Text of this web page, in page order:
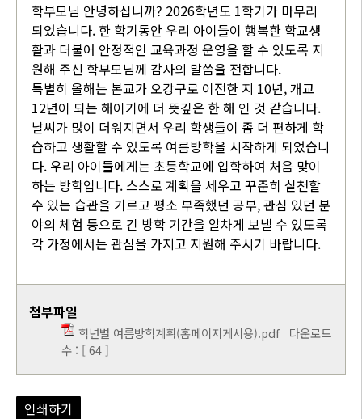
학부모님 안녕하십니까? 2026학년도 1학기가 마무리
되었습니다. 한 학기동안 우리 아이들이 행복한 학교생
활과 더불어 안정적인 교육과정 운영을 할 수 있도록 지
원해 주신 학부모님께 감사의 말씀을 전합니다.
특별히 올해는 본교가 오강구로 이전한 지 10년, 개교
12년이 되는 해이기에 더 뜻깊은 한 해 인 것 같습니다.
날씨가 많이 더워지면서 우리 학생들이 좀 더 편하게 학
습하고 생활할 수 있도록 여름방학을 시작하게 되었습니
다. 우리 아이들에게는 초등학교에 입학하여 처음 맞이
하는 방학입니다. 스스로 계획을 세우고 꾸준히 실천할
수 있는 습관을 기르고 평소 부족했던 공부, 관심 있던 분
야의 체험 등으로 긴 방학 기간을 알차게 보낼 수 있도록
각 가정에서는 관심을 가지고 지원해 주시기 바랍니다.
첨부파일
학년별 여름방학계획(홈페이지게시용).pdf다운로드
수 : [ 64 ]
인쇄하기